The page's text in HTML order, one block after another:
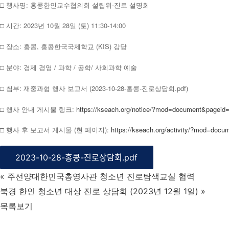
□ 행사명: 홍콩한인교수협의회 설립위-진로 설명회
□ 시간: 2023년 10월 28일 (토) 11:30-14:00
□ 장소: 홍콩, 홍콩한국국제학교 (KIS) 강당
□ 분야: 경제 경영 / 과학 / 공학/ 사회과학 예술
□ 첨부: 재중과협 행사 보고서 (2023-10-28-홍콩-진로상담회.pdf)
□ 행사 안내 게시물 링크: https://kseach.org/notice/
□ 행사 후 보고서 게시물 (현 페이지): https://kseach.org/activity/
2023-10-28-홍콩-진로상담회.pdf
« 주선양대한민국총영사관 청소년 진로탐색교실 협력
북경 한인 청소년 대상 진로 상담회 (2023년 12월 1일) »
목록보기